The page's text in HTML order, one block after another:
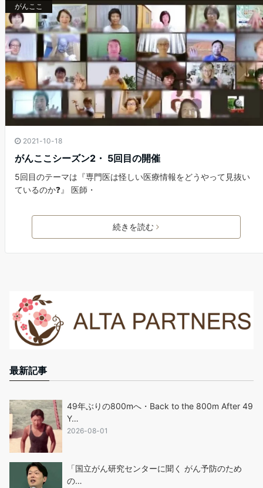
がんここ
2021-10-18
がんここシーズン2・ 5回目の開催
5回目のテーマは『専門医は怪しい医療情報をどうやって見抜い
ているのか❓』 医師・
続きを読む
最新記事
49年ぶりの800mへ・Back to the 800m After 49
Y…
2026-08-01
「国立がん研究センターに聞く がん予防のため
の…